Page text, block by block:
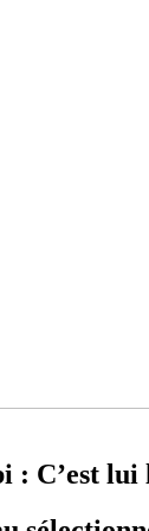
: C’est